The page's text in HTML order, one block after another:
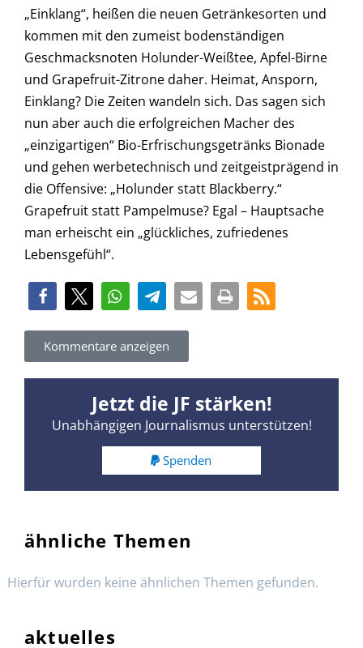
„Einklang“, heißen die neuen Getränkesorten und
kommen mit den zumeist bodenständigen
Geschmacksnoten Holunder-Weißtee, Apfel-Birne
und Grapefruit-Zitrone daher. Heimat, Ansporn,
Einklang? Die Zeiten wandeln sich. Das sagen sich
nun aber auch die erfolgreichen Macher des
„einzigartigen“ Bio-Erfrischungsgetränks Bionade
und gehen werbetechnisch und zeitgeistprägend in
die Offensive: „Holunder statt Blackberry.“
Grapefruit statt Pampelmuse? Egal – Hauptsache
man erheischt ein „glückliches, zufriedenes
Lebensgefühl“.
Kommentare anzeigen
Jetzt die JF stärken!
Unabhängigen Journalismus unterstützen!
Spenden
ähnliche Themen
Hierfür wurden keine ähnlichen Themen gefunden.
aktuelles